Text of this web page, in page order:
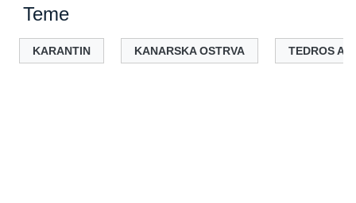
Teme
KARANTIN KANARSKA OSTRVA TEDROS